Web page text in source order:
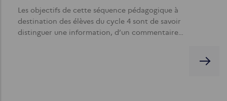
Les objectifs de cette séquence pédagogique à
destination des élèves du cycle 4 sont de savoir
distinguer une information, d’un commentaire…